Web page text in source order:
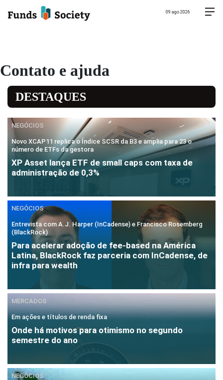
09 ago 2026
Contato e ajuda
DESTAQUES
NEGÓCIOS
Novo XCAP11 replica o Índice SCSR da B3 e amplia para 23 o
número de ETFs da gestora
XP Asset lança ETF de small caps com taxa de
administração de 0,3%
NEGÓCIOS
Entrevista com A.J. Harper (InCadense) e Francisco Rosemberg
(BlackRock)
Para acelerar adoção de fee-based na América
Latina, BlackRock faz parceria com InCadense, de
infra para wealth
MERCADOS
Em ações e títulos de renda fixa
Onde há motivos para otimismo no segundo
semestre do ano
NEGÓCIOS